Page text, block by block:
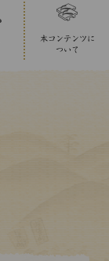
本コンテンツに
ついて